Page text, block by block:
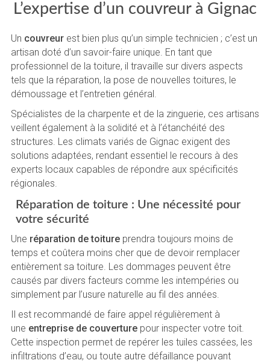
L’expertise d’un couvreur à Gignac
Un couvreurest bien plus qu’un simple technicien ; c’est un
artisan doté d’un savoir-faire unique. En tant que
professionnel de la toiture, il travaille sur divers aspects
tels que la réparation, la pose de nouvelles toitures, le
démoussage et l’entretien général.
Spécialistes de la charpente et de la zinguerie, ces artisans
veillent également à la solidité et à l’étanchéité des
structures. Les climats variés de Gignac exigent des
solutions adaptées, rendant essentiel le recours à des
experts locaux capables de répondre aux spécificités
régionales.
Réparation de toiture : Une nécessité pour
votre sécurité
Une réparation de toitureprendra toujours moins de
temps et coûtera moins cher que de devoir remplacer
entièrement sa toiture. Les dommages peuvent être
causés par divers facteurs comme les intempéries ou
simplement par l’usure naturelle au fil des années.
Il est recommandé de faire appel régulièrement à
une entreprise de couverturepour inspecter votre toit.
Cette inspection permet de repérer les tuiles cassées, les
infiltrations d’eau, ou toute autre défaillance pouvant